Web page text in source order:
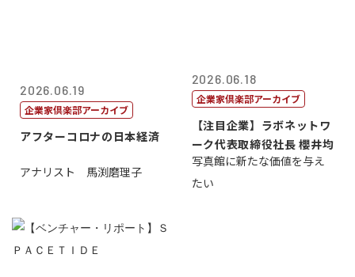
2026.06.19
企業家倶楽部アーカイブ
アフターコロナの日本経済
アナリスト 馬渕磨理子
2026.06.18
企業家倶楽部アーカイブ
【注目企業】ラボネットワ
ーク代表取締役社長 櫻井均
写真館に新たな価値を与え
たい